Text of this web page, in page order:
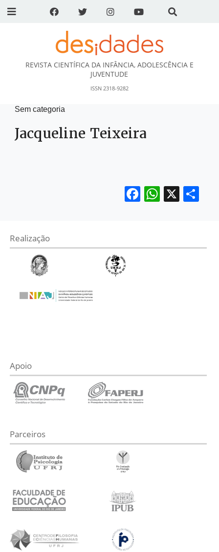
DESidades
REVISTA CIENTÍFICA DA INFÂNCIA, ADOLESCÊNCIA E
JUVENTUDE
ISSN 2318-9282
Sem categoria
Jacqueline Teixeira
Facebook
X
Realização
Apoio
Parceiros